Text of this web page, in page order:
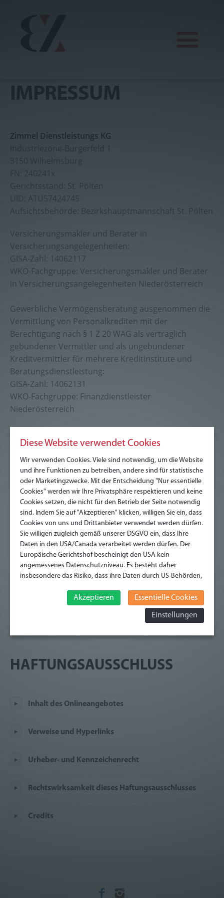
Finanz
KFZ
Wein
Sonkei Karatedo
IMPRESSUM
Zimmel Dienstleistungs KG
FN: 240241x
Gerichtsstand: St. Pölten
UID: ATU57424745
Aufsichtsbehörde: Bezirkshauptmannschaft St. Pölten
Versicherungsmakler und Berater in
Versicherungsangelegenheiten:
GISA-Zahl: 14062117
WKO-Fachgruppe: Versicherungsmakler und Berater
in Versicherungsangelegenheiten Niederösterreich
Gewerbliche Vermögensberatung ausgenommen die
Vermittlung von Personalkrediten mit der
Berechtigung nach § 1 Z 20 WAG als vertraglich
gebundener Vermittler und als ungebundener
Kreditvermittler für mehrere Kreditinstitute und
Beratungsdienstleistung:
GISA-Zahl: 14062131
WKO-Fachgruppe: Finanzdienstleister
Niederösterreich
Abgrabungen bis zu einer Tiefe von 1,25 Meter,
sofern keine besonderen statischen Kenntnisse
erforderlich sind
GISA-Zahl: 32615272
WKO-Fachgruppe: Bau
Wartung und Pflege von Kraftfahrzeugen (KFZ-
Servicestation):
GISA-Zahl: 27862544
WKO-Fachgruppe: Garagen-, Tankstellen- und
Serviceunternehmen Niederösterreich
Handelsgewerbe:
GISA-Zahl: 13955793
WKO-Fachgruppe: Handel Niederösterreich
HAFTUNGSAUSSCHLUSS
Inhalt des Onlineangebotes
Verweise und Hyperlinks
Urheber- und Kennzeichenrecht
Rechtswirksamkeit dieses Haftungsausschlusses
Credits
Diese Website verwendet Cookies
Wir verwenden Cookies. Viele sind notwendig, um die Website
und ihre Funktionen zu betreiben, andere sind für statistische
oder Marketingzwecke. Mit der Entscheidung "Nur essentielle
Cookies" werden wir Ihre Privatsphäre respektieren und keine
Cookies setzen, die nicht für den Betrieb der Seite notwendig
sind. Indem Sie auf "Akzeptieren" klicken, willigen Sie ein, dass
Cookies von uns und Drittanbieter verwendet werden dürfen.
Sie willigen zugleich gemäß unserer DSGVO ein, dass Ihre
Daten in den USA/Canada verarbeitet werden dürfen. Der
Europäische Gerichtshof bescheinigt den USA kein
angemessenes Datenschutzniveau. Es besteht daher
insbesondere das Risiko, dass ihre Daten durch US-Behörden,
werden und dagegen keine wirksamen Rechtsbehelfe
erhoben werden können. Zudem finden Sie am
Bildschirmrand ein Cookie-Icon wo Sie jederzeit Ihre
Infomationen finden Sie hier:Datenschutzerklärung
Akzeptieren Essentielle Cookies
Einstellungen